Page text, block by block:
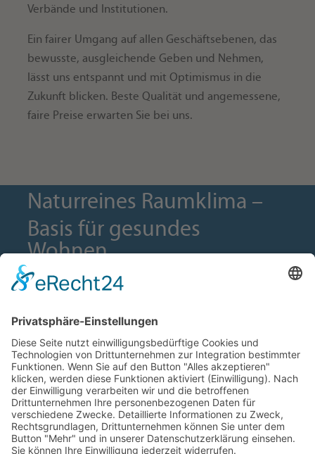
Verbände und Institutionen.
Ein fairer Umgang auf allen Geschäftsebenen, das
bewusste, ausgleichende Geben und Nehmen,
lässt uns entspannt und mit Optimismus in die
Zukunft blicken. Beste Qualität und angemessene,
faire Preise erwarten Sie bei uns.
Naturreines Raumklima –
Basis für gesundes
Wohnen.
Biolehmhaus GmbH
Franklinstraße 66
75173 Pforzheim
KONTAKT
Tel. +49 7231 7760 170
Fax +49 7231 7762 257